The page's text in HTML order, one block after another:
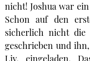
nicht! Joshua war
Schon auf den
sicherlich nicht die
geschrieben und